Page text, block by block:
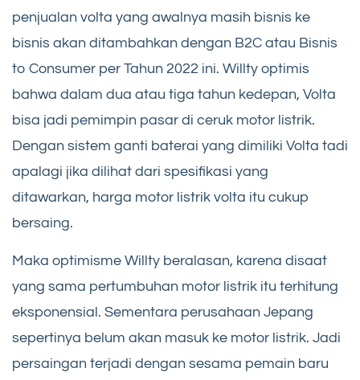
penjualan volta yang awalnya masih bisnis ke
bisnis akan ditambahkan dengan B2C atau Bisnis
to Consumer per Tahun 2022 ini. Willty optimis
bahwa dalam dua atau tiga tahun kedepan, Volta
bisa jadi pemimpin pasar di ceruk motor listrik.
Dengan sistem ganti baterai yang dimiliki Volta tadi
apalagi jika dilihat dari spesifikasi yang
ditawarkan, harga motor listrik volta itu cukup
bersaing.
Maka optimisme Willty beralasan, karena disaat
yang sama pertumbuhan motor listrik itu terhitung
eksponensial. Sementara perusahaan Jepang
sepertinya belum akan masuk ke motor listrik. Jadi
persaingan terjadi dengan sesama pemain baru